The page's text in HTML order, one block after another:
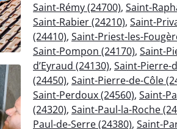
Saint-Rémy (24700), Saint-
Saint-Rabier (24210), Saint-
(24410), Saint-Priest-les-
Saint-Pompon (24170), Saint-
d’Eyraud (24130), Saint-Pierre-
(24450), Saint-Pierre-de-Côle
Saint-Perdoux (24560), Saint-
(24320), Saint-Paul-la-Roche
Paul-de-Serre (24380), Saint-